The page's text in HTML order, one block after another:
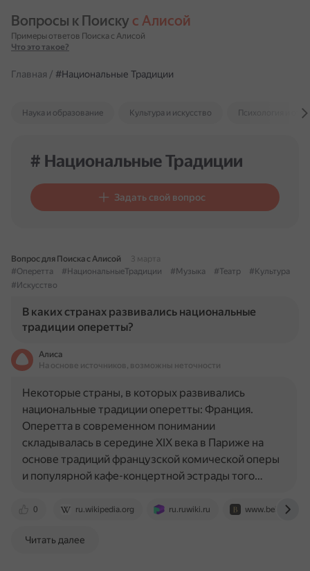
Вопросы к Поиску с Алисой
Примеры ответов Поиска с Алисой
Что это такое?
Главная / #Национальные Традиции
Наука и образование Культура и искусство Психология и
# Национальные Традиции
Задать свой вопрос
Вопрос для Поиска с Алисой
3 марта
#Оперетта
#НациональныеТрадиции #Музыка #Театр
#Культура
#Искусство
В каких странах развивались национальные
традиции оперетты?
Алиса
На основе источников, возможны неточности
0 ru.wikipedia.org ru.ruwiki.ru www.belcanto.ru
Некоторые страны, в которых развивались
национальные традиции оперетты: Франция.
Оперетта в современном понимании
складывалась в середине XIX века в Париже на
основе традиций французской комической оперы
и популярной кафе-концертной эстрады того…
Читать далее